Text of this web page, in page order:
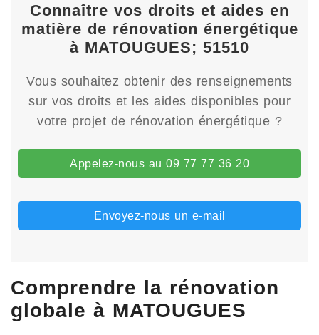
Connaître vos droits et aides en
matière de rénovation énergétique
à MATOUGUES; 51510
Vous souhaitez obtenir des renseignements
sur vos droits et les aides disponibles pour
votre projet de rénovation énergétique ?
Appelez-nous au 09 77 77 36 20
Envoyez-nous un e-mail
Comprendre la rénovation
globale à MATOUGUES